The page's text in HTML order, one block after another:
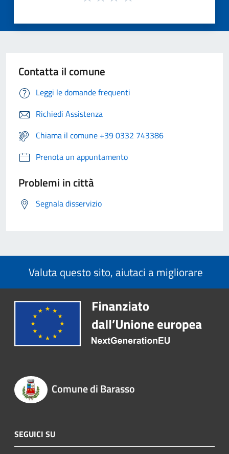
Contatta il comune
Leggi le domande frequenti
Richiedi Assistenza
Chiama il comune +39 0332 743386
Prenota un appuntamento
Problemi in città
Segnala disservizio
Valuta questo sito, aiutaci a migliorare
Comune di Barasso
SEGUICI SU